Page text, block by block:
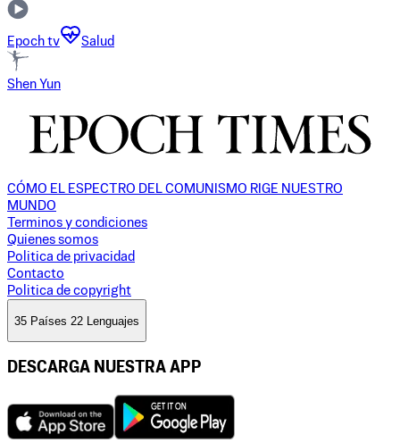
Epoch tv Salud
Shen Yun
CÓMO EL ESPECTRO DEL COMUNISMO RIGE NUESTRO
MUNDO
Terminos y condiciones
Quienes somos
Politica de privacidad
Contacto
Politica de copyright
35 Países 22 Lenguajes
DESCARGA NUESTRA APP